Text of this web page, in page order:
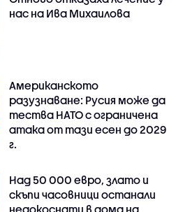
нас на Ива Михаилова
Американското
разузнаване: Русия може да
тества НАТО с ограничена
атака от тази есен до 2029
г.
Над 50 000 евро, злато и
скъпи часовници останали
недокоснати в дома на